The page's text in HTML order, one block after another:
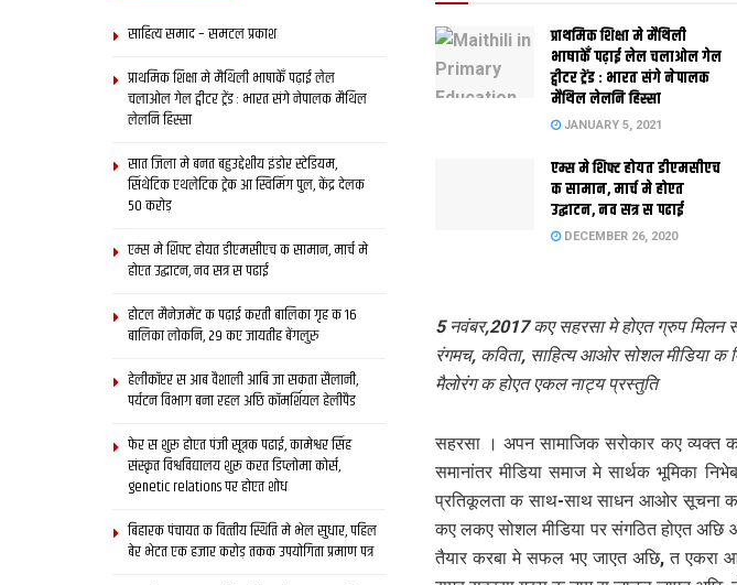
प्राथमिक शि‍क्षा मे मैथि‍ली
भाषाकेँ पढ़ाई लेल चलाओल गेल
ट्वीटर ट्रेंड : भारत संगे नेपालक
मैथिल लेलनि हिस्सा
JANUARY 5, 2021
एम्स मे शिफ्ट होयत डीएमसीएच
क सामान, मार्च मे होएत
उद्घाटन, नव सत्र स पढाई
DECEMBER 26, 2020
5 नवंबर,2017 कए सहरसा मे होएत ग्रुप मिलन
रंगमच, कविता, साहित्य आओर सोशल मीडिया
मैलोरंग क होएत एकल नाट्य प्रस्‍तुति
सहरसा । अपन सामाजिक सरोकार कए
समानांतर मीडिया समाज मे सार्थक भूमिका
प्रतिकूलता क साथ-साथ साधन आओर सूचना क
कए लकए सोशल मीडिया पर संगठित होएत
तैयार करबा मे सफल भए जाएत अछि, त एकरा
साहित्य समाद – समटल प्रकाश
प्राथमिक शि‍क्षा मे मैथि‍ली भाषाकेँ पढ़ाई लेल
चलाओल गेल ट्वीटर ट्रेंड : भारत संगे नेपालक मैथिल
लेलनि हिस्सा
सात जिला मे बनत बहुउद्देशीय इंडोर स्‍टेडि‍यम,
सिंथेटिक एथलेटिक ट्रेक आ स्विमिंग पुल, केंद्र देलक
50 करोड़
एम्स मे शिफ्ट होयत डीएमसीएच क सामान, मार्च मे
होएत उद्घाटन, नव सत्र स पढाई
होटल मैनेजमेंट क पढ़ाई करती बालिका गृह क 16
बालिका लोकनि, 29 कए जायतीह बेंगलुरु
हेलीकॉप्टर स आब वैशाली आबि जा सकता सैलानी,
पर्यटन विभाग बना रहल अछि कॉमर्शियल हेलीपैड
फेर स शुरू होएत पंजी सूत्रक पढाई, कामेश्वर सिंह
संस्कृत विश्वविद्यालय शुरू करत डिप्लोमा कोर्स,
genetic relations पर होएत शोध
बिहारक पंचायत क वित्‍तीय स्थिति मे भेल सुधार, पहिल
बेर भेटत एक हजार करोड़ तकक उपयोगिता प्रमाण पत्र